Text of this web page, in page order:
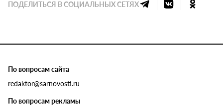
ПОДЕЛИТЬСЯ В СОЦИАЛЬНЫХ СЕТЯХ
По вопросам сайта
redaktor@sarnovosti.ru
По вопросам рекламы